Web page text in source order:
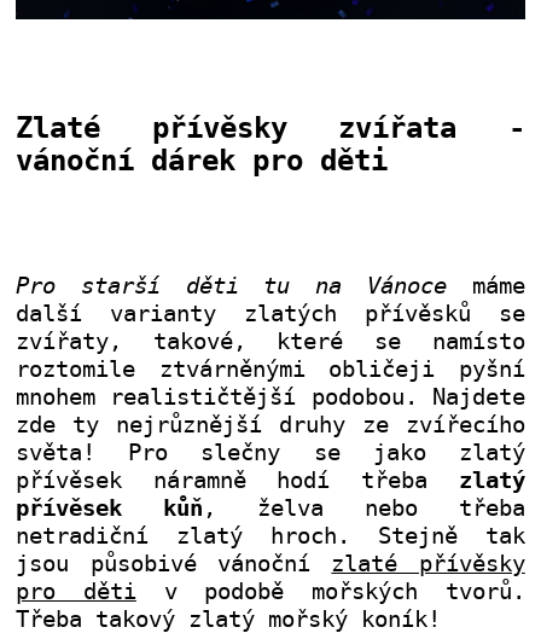
Zlaté přívěsky zvířata -
vánoční dárek pro děti
Pro starší děti tu na Vánoce máme
další varianty zlatých přívěsků se
zvířaty, takové, které se namísto
roztomile ztvárněnými obličeji pyšní
mnohem realističtější podobou. Najdete
zde ty nejrůznější druhy ze zvířecího
světa! Pro slečny se jako zlatý
přívěsek náramně hodí třeba zlatý
přívěsek kůň , želva nebo třeba
netradiční zlatý hroch. Stejně tak
jsou působivé vánoční zlaté přívěsky
pro dětiv podobě mořských tvorů.
Třeba takový zlatý mořský koník!